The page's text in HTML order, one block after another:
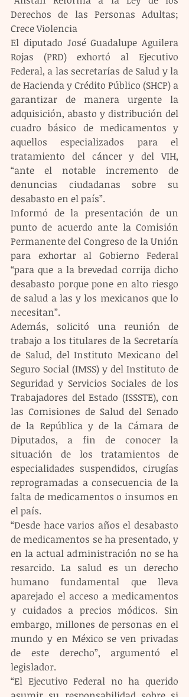
Derechos de las Personas Adultas;
Crece Violencia
El diputado José Guadalupe Aguilera
Rojas (PRD) exhortó al Ejecutivo
Federal, a las secretarías de Salud y la
de Hacienda y Crédito Público (SHCP) a
garantizar de manera urgente la
adquisición, abasto y distribución del
cuadro básico de medicamentos y
aquellos especializados para el
tratamiento del cáncer y del VIH,
“ante el notable incremento de
denuncias ciudadanas sobre su
desabasto en el país”.
Informó de la presentación de un
punto de acuerdo ante la Comisión
Permanente del Congreso de la Unión
para exhortar al Gobierno Federal
“para que a la brevedad corrija dicho
desabasto porque pone en alto riesgo
de salud a las y los mexicanos que lo
necesitan”.
Además, solicitó una reunión de
trabajo a los titulares de la Secretaría
de Salud, del Instituto Mexicano del
Seguro Social (IMSS) y del Instituto de
Seguridad y Servicios Sociales de los
Trabajadores del Estado (ISSSTE), con
las Comisiones de Salud del Senado
de la República y de la Cámara de
Diputados, a fin de conocer la
situación de los tratamientos de
especialidades suspendidos, cirugías
reprogramadas a consecuencia de la
falta de medicamentos o insumos en
el país.
“Desde hace varios años el desabasto
de medicamentos se ha presentado, y
en la actual administración no se ha
resarcido. La salud es un derecho
humano fundamental que lleva
aparejado el acceso a medicamentos
y cuidados a precios módicos. Sin
embargo, millones de personas en el
mundo y en México se ven privadas
de este derecho”, argumentó el
legislador.
“El Ejecutivo Federal no ha querido